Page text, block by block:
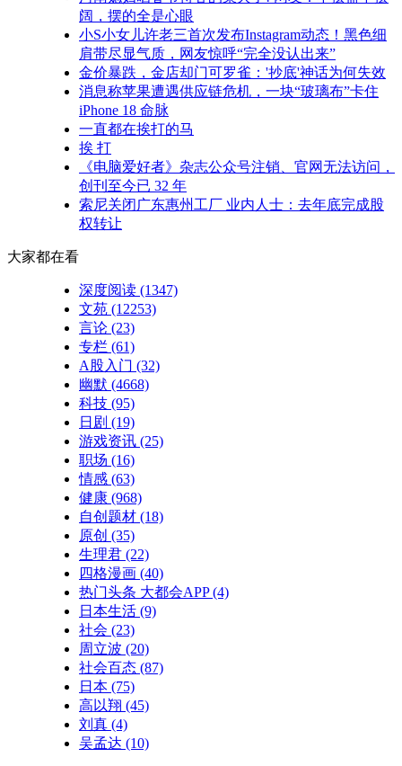
阔，摆的全是心眼
小S小女儿许老三首次发布Instagram动态！黑色细
肩带尽显气质，网友惊呼“完全没认出来”
金价暴跌，金店却门可罗雀：'抄底'神话为何失效
消息称苹果遭遇供应链危机，一块“玻璃布”卡住
iPhone 18 命脉
一直都在挨打的马
挨 打
《电脑爱好者》杂志公众号注销、官网无法访问，
创刊至今已 32 年
索尼关闭广东惠州工厂 业内人士：去年底完成股
权转让
大家都在看
深度阅读 (1347)
文苑 (12253)
言论 (23)
专栏 (61)
A股入门 (32)
幽默 (4668)
科技 (95)
日剧 (19)
游戏资讯 (25)
职场 (16)
情感 (63)
健康 (968)
自创题材 (18)
原创 (35)
生理君 (22)
四格漫画 (40)
热门头条 大都会APP(4)
日本生活 (9)
社会 (23)
周立波 (20)
社会百态 (87)
日本 (75)
高以翔 (45)
刘真 (4)
吴孟达 (10)